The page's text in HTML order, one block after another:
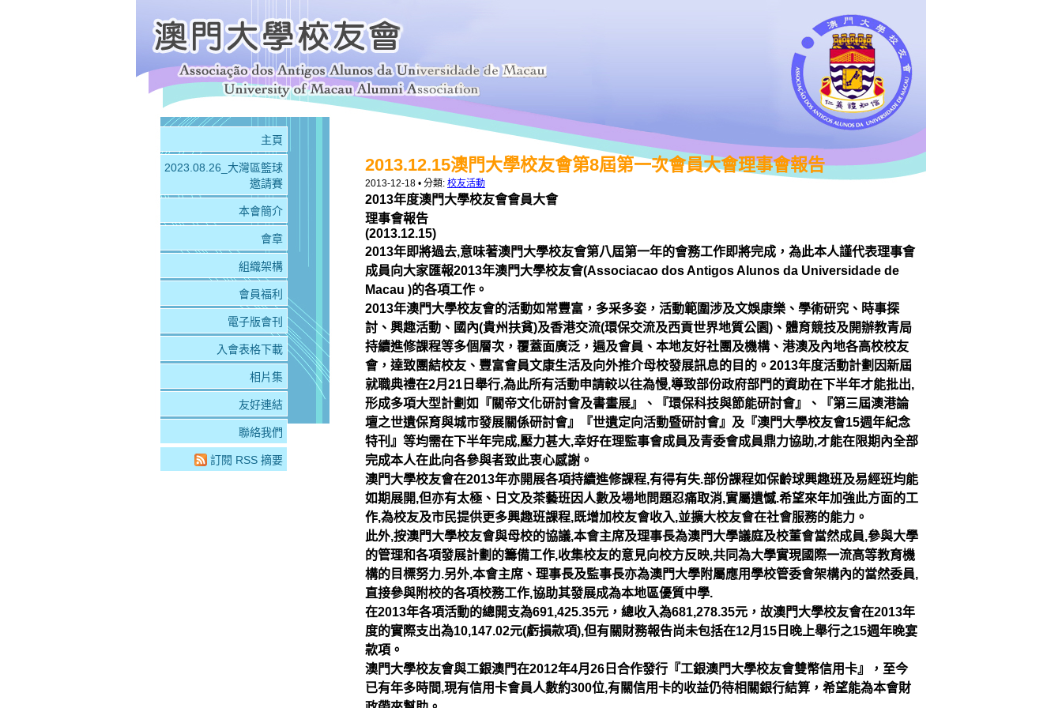
2013.12.15澳門大學校友會第8屆第一次會員大會理事會報告
2013-12-18 • 分類: 校友活動
2013年度澳門大學校友會會員大會
理事會報告
(2013.12.15)
2013年即將過去,意味著澳門大學校友會第八屆第一年的會務工作即將完成，為此本人謹代表理事會
成員向大家匯報2013年澳門大學校友會(Associacao dos Antigos Alunos da Universidade de
Macau )的各項工作。
2013年澳門大學校友會的活動如常豐富，多采多姿，活動範圍涉及文娛康樂、學術研究、時事探
討、興趣活動、國內(貴州扶貧)及香港交流(環保交流及西貢世界地質公園)、體育競技及開辦教青局
持續進修課程等多個層次，覆蓋面廣泛，遍及會員、本地友好社團及機構、港澳及內地各高校校友
會，達致團結校友、豐富會員文康生活及向外推介母校發展訊息的目的。2013年度活動計劃因新屆
就職典禮在2月21日舉行,為此所有活動申請較以往為慢,導致部份政府部門的資助在下半年才能批出,
形成多項大型計劃如『關帝文化研討會及書畫展』、『環保科技與節能研討會』、『第三屆澳港論
壇之世遺保育與城市發展關係研討會』『世遺定向活動暨研討會』及『澳門大學校友會15週年紀念
特刊』等均需在下半年完成,壓力甚大,幸好在理監事會成員及青委會成員鼎力協助,才能在限期內全部
完成本人在此向各參與者致此衷心感謝。
澳門大學校友會在2013年亦開展各項持續進修課程,有得有失.部份課程如保齡球興趣班及易經班均能
如期展開,但亦有太極、日文及茶藝班因人數及場地問題忍痛取消,實屬遺憾.希望來年加強此方面的工
作,為校友及市民提供更多興趣班課程,既增加校友會收入,並擴大校友會在社會服務的能力。
此外,按澳門大學校友會與母校的協議,本會主席及理事長為澳門大學議庭及校董會當然成員,參與大學
的管理和各項發展計劃的籌備工作,收集校友的意見向校方反映,共同為大學實現國際一流高等教育機
構的目標努力.另外,本會主席、理事長及監事長亦為澳門大學附屬應用學校管委會架構內的當然委員,
直接參與附校的各項校務工作,協助其發展成為本地區優質中學.
在2013年各項活動的總開支為691,425.35元，總收入為681,278.35元，故澳門大學校友會在2013年
度的實際支出為10,147.02元(虧損款項),但有關財務報告尚未包括在12月15日晚上舉行之15週年晚宴
款項。
澳門大學校友會與工銀澳門在2012年4月26日合作發行『工銀澳門大學校友會雙幣信用卡』，至今
已有年多時間,現有信用卡會員人數約300位,有關信用卡的收益仍待相關銀行結算，希望能為本會財
主頁
2023.08.26_大灣區籃球
邀請賽
本會簡介
會章
組織架構
會員福利
電子版會刊
入會表格下載
相片集
友好連結
聯絡我們
訂閱 RSS 摘要